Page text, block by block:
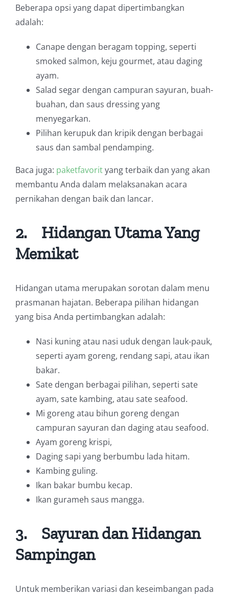
Beberapa opsi yang dapat dipertimbangkan
adalah:
Canape dengan beragam topping, seperti
smoked salmon, keju gourmet, atau daging
ayam.
Salad segar dengan campuran sayuran, buah-
buahan, dan saus dressing yang
menyegarkan.
Pilihan kerupuk dan kripik dengan berbagai
saus dan sambal pendamping.
Baca juga: paketfavorityang terbaik dan yang akan
membantu Anda dalam melaksanakan acara
pernikahan dengan baik dan lancar.
2. Hidangan Utama Yang
Memikat
Hidangan utama merupakan sorotan dalam menu
prasmanan hajatan. Beberapa pilihan hidangan
yang bisa Anda pertimbangkan adalah:
Nasi kuning atau nasi uduk dengan lauk-pauk,
seperti ayam goreng, rendang sapi, atau ikan
bakar.
Sate dengan berbagai pilihan, seperti sate
ayam, sate kambing, atau sate seafood.
Mi goreng atau bihun goreng dengan
campuran sayuran dan daging atau seafood.
Ayam goreng krispi,
Daging sapi yang berbumbu lada hitam.
Kambing guling.
Ikan bakar bumbu kecap.
Ikan gurameh saus mangga.
3. Sayuran dan Hidangan
Sampingan
Untuk memberikan variasi dan keseimbangan pada